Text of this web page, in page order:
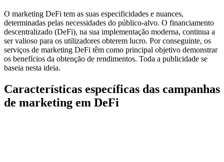
O marketing DeFi tem as suas especificidades e nuances,
determinadas pelas necessidades do público-alvo. O financiamento
descentralizado (DeFi), na sua implementação moderna, continua a
ser valioso para os utilizadores obterem lucro. Por conseguinte, os
serviços de marketing DeFi têm como principal objetivo demonstrar
os benefícios da obtenção de rendimentos. Toda a publicidade se
baseia nesta ideia.
Características específicas das campanhas
de marketing em DeFi